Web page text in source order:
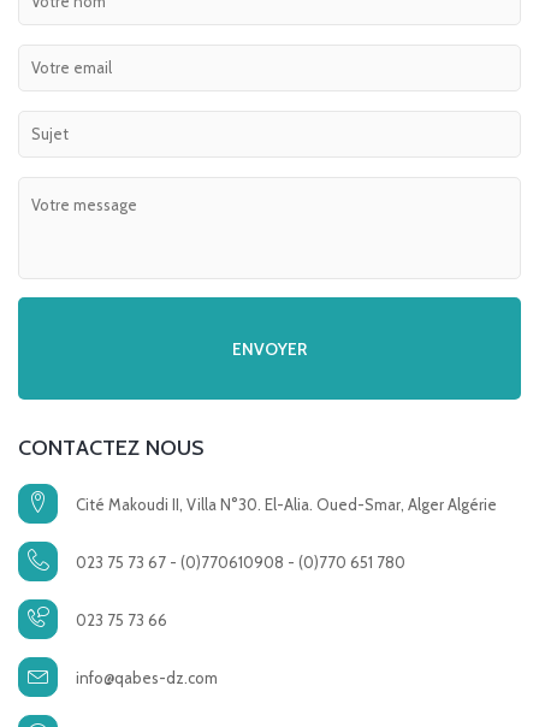
CONTACTEZ NOUS
Cité Makoudi II, Villa N°30. El-Alia. Oued-Smar, Alger Algérie
023 75 73 67 - (0)770610908 - (0)770 651 780
023 75 73 66
info@qabes-dz.com